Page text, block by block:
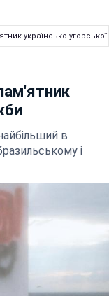
українсько-
в
і